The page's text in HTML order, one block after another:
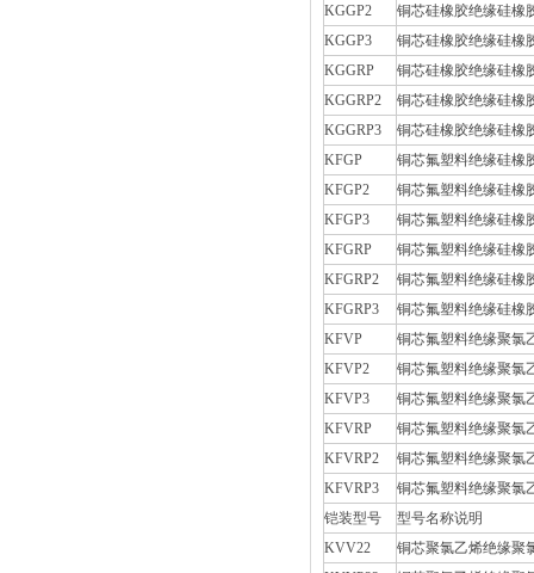
KGGP2
铜芯硅橡胶绝缘硅橡
KGGP3
铜芯硅橡胶绝缘硅橡
KGGRP
铜芯硅橡胶绝缘硅橡
KGGRP2
铜芯硅橡胶绝缘硅橡
KGGRP3
铜芯硅橡胶绝缘硅橡
KFGP
铜芯氟塑料绝缘硅橡
KFGP2
铜芯氟塑料绝缘硅橡
KFGP3
铜芯氟塑料绝缘硅橡
KFGRP
铜芯氟塑料绝缘硅橡
KFGRP2
铜芯氟塑料绝缘硅橡
KFGRP3
铜芯氟塑料绝缘硅橡
KFVP
铜芯氟塑料绝缘聚氯
KFVP2
铜芯氟塑料绝缘聚氯
KFVP3
铜芯氟塑料绝缘聚氯
KFVRP
铜芯氟塑料绝缘聚氯
KFVRP2
铜芯氟塑料绝缘聚氯
KFVRP3
铜芯氟塑料绝缘聚氯
铠装型号
型号名称说明
KVV22
铜芯聚氯乙烯绝缘聚